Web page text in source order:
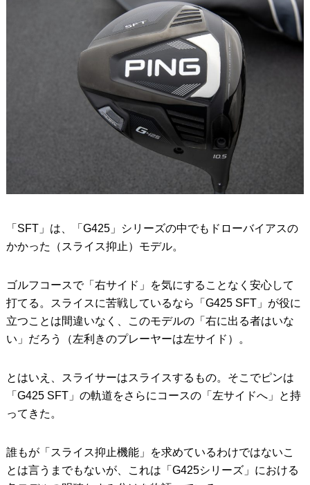
「SFT」は、「G425」シリーズの中でもドローバイアスの
かかった（スライス抑止）モデル。
ゴルフコースで「右サイド」を気にすることなく安心して
打てる。スライスに苦戦しているなら「G425 SFT」が役に
立つことは間違いなく、このモデルの「右に出る者はいな
い」だろう（左利きのプレーヤーは左サイド）。
とはいえ、スライサーはスライスするもの。そこでピンは
「G425 SFT」の軌道をさらにコースの「左サイドへ」と持
ってきた。
誰もが「スライス抑止機能」を求めているわけではないこ
とは言うまでもないが、これは「G425シリーズ」における